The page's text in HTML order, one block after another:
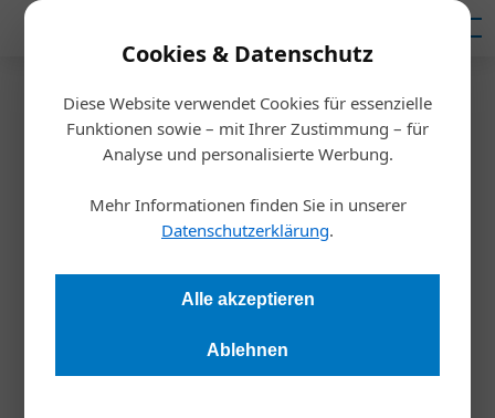
Cookies & Datenschutz
Diese Website verwendet Cookies für essenzielle
Funktionen sowie – mit Ihrer Zustimmung – für
Analyse und personalisierte Werbung.
Mehr Informationen finden Sie in unserer
Datenschutzerklärung.
Alle akzeptieren
Ablehnen
Startseite/ Fuhrpark
Mobilitätswende
Gewerbliche E-Flotten boomen
08.05.2023, 10:08 Uhr
für den Ausbau der heimischen Elektromobilität.